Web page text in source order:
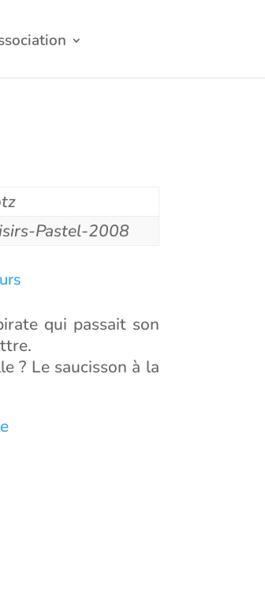
Pastel-2008
qui passait son
? Le saucisson à la